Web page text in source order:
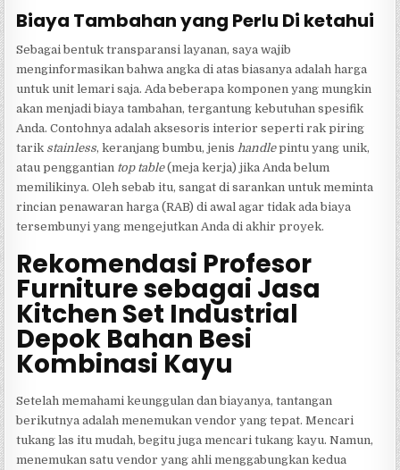
Biaya Tambahan yang Perlu Di ketahui
Sebagai bentuk transparansi layanan, saya wajib
menginformasikan bahwa angka di atas biasanya adalah harga
untuk unit lemari saja. Ada beberapa komponen yang mungkin
akan menjadi biaya tambahan, tergantung kebutuhan spesifik
Anda. Contohnya adalah aksesoris interior seperti rak piring
tarik stainless, keranjang bumbu, jenis handlepintu yang unik,
atau penggantian top table(meja kerja) jika Anda belum
memilikinya. Oleh sebab itu, sangat di sarankan untuk meminta
rincian penawaran harga (RAB) di awal agar tidak ada biaya
tersembunyi yang mengejutkan Anda di akhir proyek.
Rekomendasi Profesor
Furniture sebagai Jasa
Kitchen Set Industrial
Depok Bahan Besi
Kombinasi Kayu
Setelah memahami keunggulan dan biayanya, tantangan
berikutnya adalah menemukan vendor yang tepat. Mencari
tukang las itu mudah, begitu juga mencari tukang kayu. Namun,
menemukan satu vendor yang ahli menggabungkan kedua